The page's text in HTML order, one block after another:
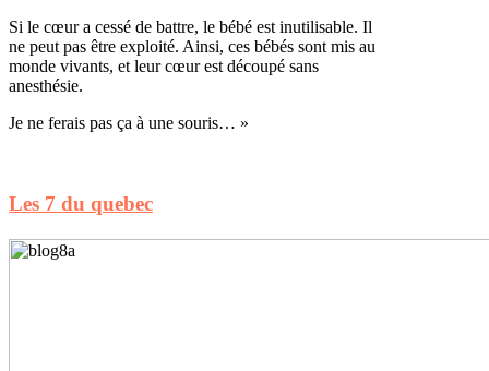
Si le cœur a cessé de battre, le bébé est inutilisable. Il
ne peut pas être exploité. Ainsi, ces bébés sont mis au
monde vivants, et leur cœur est découpé sans
anesthésie.
Je ne ferais pas ça à une souris… »
Les 7 du quebec